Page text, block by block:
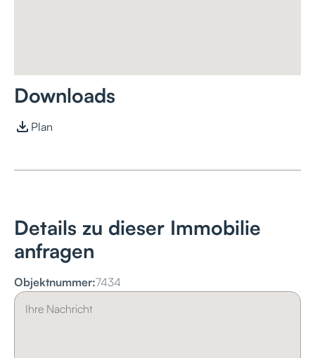
Downloads
Plan
Details zu dieser Immobilie
anfragen
Objektnummer:7434